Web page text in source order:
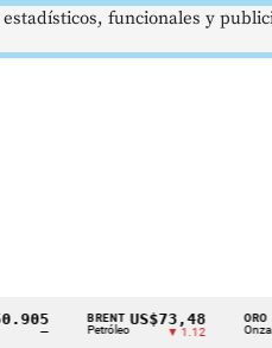
BRENT
Petróleo
US$73,48
▼ 1.12
ORO
Onza Troy
funcionales y